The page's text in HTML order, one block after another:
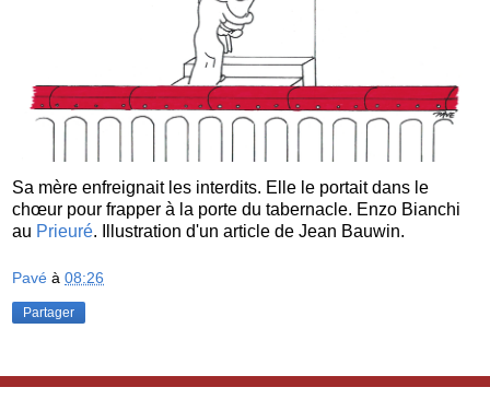
Sa mère enfreignait les interdits. Elle le portait dans le
chœur pour frapper à la porte du tabernacle. Enzo Bianchi
au Prieuré. Illustration d'un article de Jean Bauwin.
Pavé à 08:26
Partager